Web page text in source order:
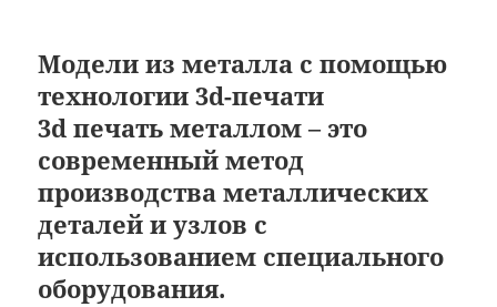
Модели из металла с помощью
технологии 3d-печати
3d печать металлом – это
современный метод
производства металлических
деталей и узлов с
использованием специального
оборудования.